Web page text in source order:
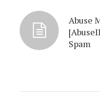
Abuse
Spam